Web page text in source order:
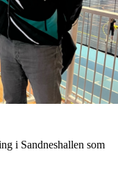
i Sandneshallen som